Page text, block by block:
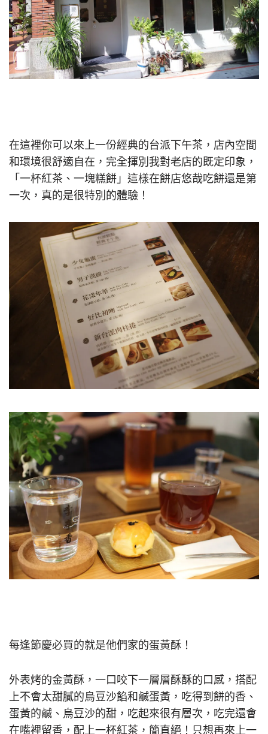
在這裡你可以來上一份經典的台派下午茶，店內空間
和環境很舒適自在，完全揮別我對老店的既定印象，
「一杯紅茶、一塊糕餅」這樣在餅店悠哉吃餅還是第
一次，真的是很特別的體驗！
每逢節慶必買的就是他們家的蛋黃酥！
外表烤的金黃酥，一口咬下一層層酥酥的口感，搭配
上不會太甜膩的烏豆沙餡和鹹蛋黃，吃得到餅的香、
蛋黃的鹹、烏豆沙的甜，吃起來很有層次，吃完還會
在嘴裡留香，配上一杯紅茶，簡直絕！只想再來上一